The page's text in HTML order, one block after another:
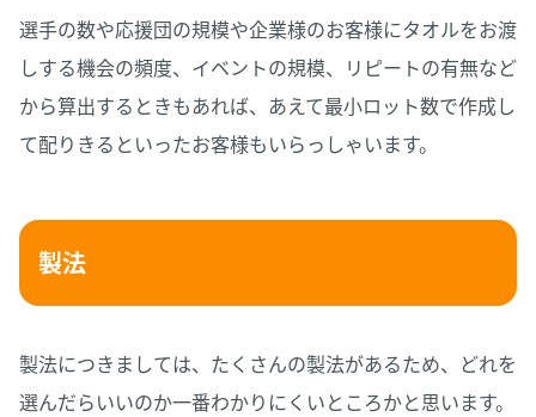
選手の数や応援団の規模や企業様のお客様にタオルをお渡
しする機会の頻度、イベントの規模、リピートの有無など
から算出するときもあれば、あえて最小ロット数で作成し
て配りきるといったお客様もいらっしゃいます。
製法
製法につきましては、たくさんの製法があるため、どれを
選んだらいいのか一番わかりにくいところかと思います。